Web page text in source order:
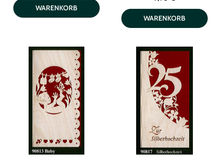
Funktion: 6 Std. an / 18 Std. aus
Stromversorgung: 2 × AA 1,5 V
Batterien (nicht enthalten)
dekorativer Geschenkbox WEEE-Nr.:
DE33750275
WARENKORB
WARENKORB